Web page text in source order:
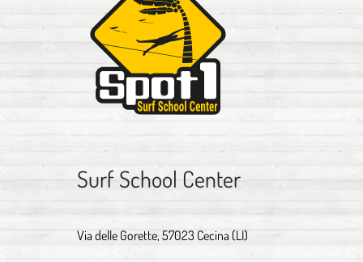
Surf School Center
Via delle Gorette, 57023 Cecina (LI)